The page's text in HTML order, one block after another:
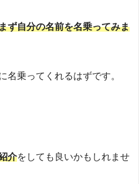
ず自分の名前を名乗ってみま
名乗ってくれるはずです。
介をしても良いかもしれませ